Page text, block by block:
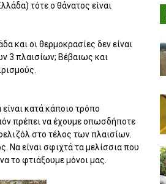
τότε ο θάνατος είναι
και οι θερμοκρασίες δεν είναι
3 πλαισίων; Βέβαιως και
κατά κάποιο τρόπο
πρέπει να έχουμε οπωσδήποτε
στο τέλος των πλαισίων.
Να είναι σφιχτά τα μελίσσια που
το φτιάξουμε μόνοι μας.